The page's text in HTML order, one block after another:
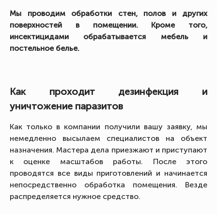
Мы проводим обработки стен, полов и других
поверхностей в помещении. Кроме того,
инсектицидами обрабатывается мебель и
постельное белье.
Как проходит дезинфекция и
уничтожение паразитов
Как только в компании получили вашу заявку, мы
немедленно высылаем специалистов на объект
назначения. Мастера дела приезжают и приступают
к оценке масштабов работы. После этого
проводятся все виды приготовлений и начинается
непосредственно обработка помещения. Везде
распределяется нужное средство.